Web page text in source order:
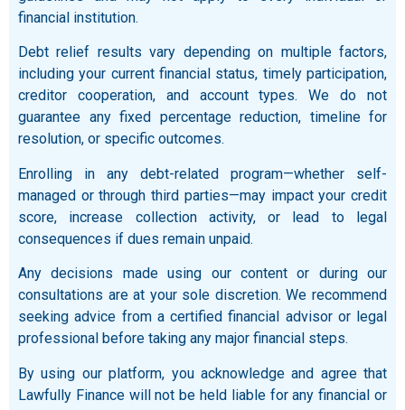
financial institution.
Debt relief results vary depending on multiple factors,
including your current financial status, timely participation,
creditor cooperation, and account types. We do not
guarantee any fixed percentage reduction, timeline for
resolution, or specific outcomes.
Enrolling in any debt-related program—whether self-
managed or through third parties—may impact your credit
score, increase collection activity, or lead to legal
consequences if dues remain unpaid.
Any decisions made using our content or during our
consultations are at your sole discretion. We recommend
seeking advice from a certified financial advisor or legal
professional before taking any major financial steps.
By using our platform, you acknowledge and agree that
Lawfully Finance will not be held liable for any financial or